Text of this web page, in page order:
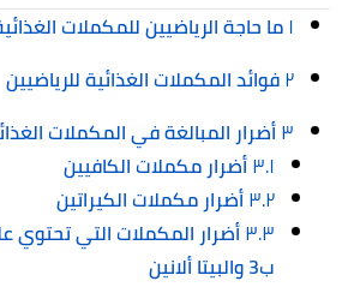
١ما حاجة الرياضيين للمكملات
٢فوائد المكملات الغذائية للرياضيين
٣أضرار المبالغة في المكملات
٣.١أضرار مكملات الكافيين
٣.٢أضرار مكملات الكيراتين
٣.٣أضرار المكملات التي تحتوي
ب3 والبيتا ألانين